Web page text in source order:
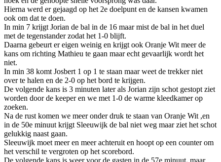
Hierna werd er gejaagd op het 2e doelpunt en de kansen kwamen
ook om dat te doen.
In min 7 krijgt Jorian de bal in de 16 maar mist de bal in het duel
met de tegenstander zodat het 1-0 blijft.
Daarna gebeurt er eigen weinig en krijgt ook Oranje Wit meer de
kans om richting Mathieu te gaan maar echt gevaarlijk wordt het
niet.
In min 38 komt Josbert 1 op 1 te staan maar weet de trekker niet
over te halen en de 2-0 op het bord te krijgen.
De volgende kans is 3 minuten later als Jorian zijn schot gestopt ziet
worden door de keeper en we met 1-0 de warme kleedkamer op
zoeken.
Na de rust komen we meer onder druk te staan van Oranje Wit ,en
in de 50e minuut krijgt Sleeuwijk de bal niet weg maar ziet het schot
gelukkig naast gaan.
Sleeuwijk moet meer en meer achteruit en hoopt op een counter om
het verschil te vergroten op het scorebord.